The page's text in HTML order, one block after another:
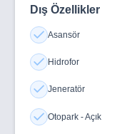
Dış Özellikler
Asansör
Hidrofor
Jeneratör
Otopark - Açık